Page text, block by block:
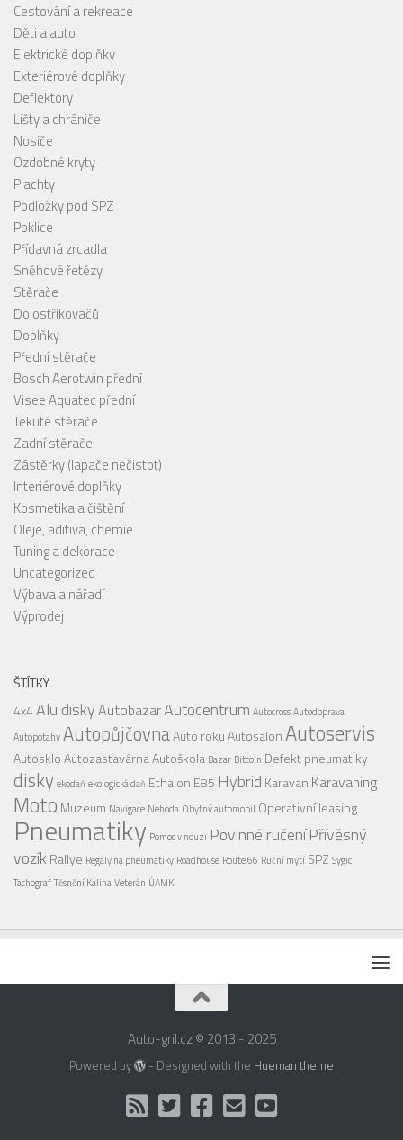
Cestování a rekreace
Děti a auto
Elektrické doplňky
Exteriérové doplňky
Deflektory
Lišty a chrániče
Nosiče
Ozdobné kryty
Plachty
Podložky pod SPZ
Poklice
Přídavná zrcadla
Sněhové řetězy
Stěrače
Do ostřikovačů
Doplňky
Přední stěrače
Bosch Aerotwin přední
Visee Aquatec přední
Tekuté stěrače
Zadní stěrače
Zástěrky (lapače nečistot)
Interiérové doplňky
Kosmetika a čištění
Oleje, aditiva, chemie
Tuning a dekorace
Uncategorized
Výbava a nářadí
Výprodej
ŠTÍTKY
4x4Alu diskyAutobazarAutocentrum AutocrossAutodoprava
AutopotahyAutopůjčovnaAuto rokuAutosalonAutoservis
AutoskloAutozastavárnaAutoškola Bazar Bitcoin Defekt pneumatiky
disky ekodaň ekologická daň Ethalon E85 Hybrid Karavan Karavaning
Moto Muzeum Navigace Nehoda Obytný automobil Operativní leasing
Pneumatiky Pomoc v nouzi Povinné ručeníPřívěsný
vozíkRallye Regály na pneumatiky Roadhouse Route 66 Ruční mytí SPZ Sygic
TachografTěsnění KalinaVeterán ÚAMK
Auto-gril.cz © 2013 - 2025
Powered by - Designed with the Hueman theme